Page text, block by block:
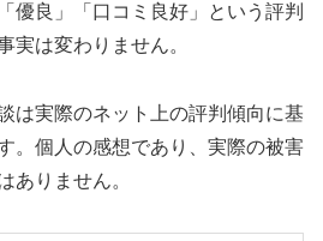
優良」「口コミ良好」という評判
実は変わりません。
は実際のネット上の評判傾向に基
。個人の感想であり、実際の被害
ありません。